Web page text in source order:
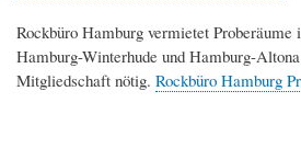
Rockbüro Hamburg vermietet
Hamburg-Winterhude und Hamburg-
Mitgliedschaft nötig. Rockbüro Hamburg